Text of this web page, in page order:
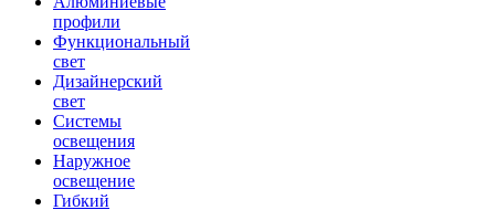
профили
Функциональный
свет
Дизайнерский
свет
Системы
освещения
Наружное
освещение
Гибкий